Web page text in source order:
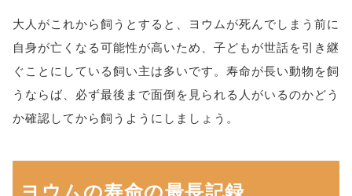
大人がこれから飼うとすると、ヨウムが死んでしまう前に
自身が亡くなる可能性が高いため、子どもが世話を引き継
ぐことにしている飼い主は多いです。寿命が長い動物を飼
うならば、必ず最後まで面倒を見られる人がいるのかどう
か確認してから飼うようにしましょう。
ヨウムの寿命の最長記録